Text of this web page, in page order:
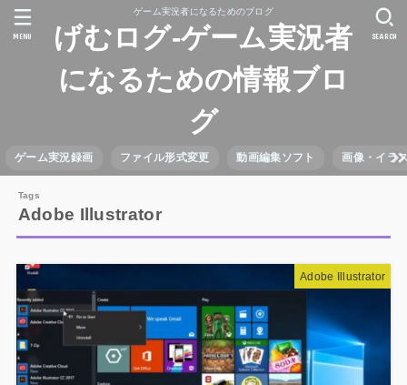
ゲーム実況者になるためのブログ
げむログ-ゲーム実況者
になるための情報ブロ
グ
ゲーム実況録画 ファイル形式変更 動画編集ソフト 画像・イラ
SEARCH
MENU
Adobe Illustrator
Adobe Illustrator